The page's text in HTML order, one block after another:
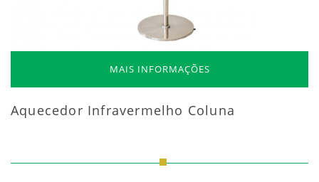
MAIS INFORMAÇÕES
Aquecedor Infravermelho Coluna